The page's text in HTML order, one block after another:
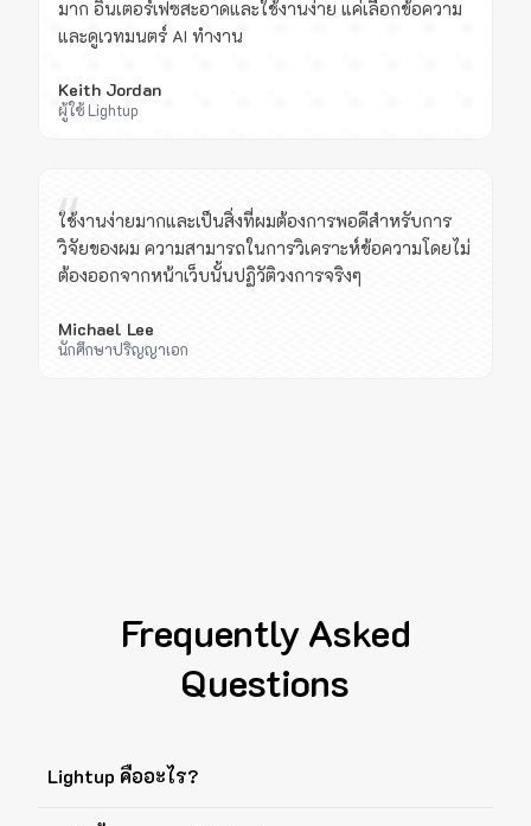
มาก อินเตอร์เฟซสะอาดและใช้งานง่าย แค่เลือกข้อความ
และดูเวทมนตร์ AI ทำงาน
Keith Jordan
ผู้ใช้ Lightup
“
ใช้งานง่ายมากและเป็นสิ่งที่ผมต้องการพอดีสำหรับการ
วิจัยของผม ความสามารถในการวิเคราะห์ข้อความโดยไม่
ต้องออกจากหน้าเว็บนั้นปฏิวัติวงการจริงๆ
Michael Lee
นักศึกษาปริญญาเอก
Frequently Asked
Questions
Lightup คืออะไร?